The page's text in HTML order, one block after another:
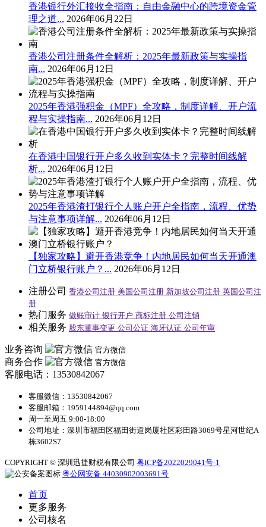
香港银行外汇接收全指南：自由金融中心的跨境资金管
理之道... 2026年06月22日
香港公司注册条件全解析：2025年最新政策与实操指
南... 2026年06月12日
2025年香港强积金（MPF）全攻略，制度详解、开户流
程与实操指南... 2026年06月12日
在香港中国银行开户多久收到实体卡？完整时间线解
析... 2026年06月12日
2025年香港渣打银行个人账户开户全指南，流程、优势
与注意事项详解... 2026年06月12日
【独家攻略】避开香港竞争！内地居民如何当天开通澳
门立桥银行账户？... 2026年06月12日
注册公司 香港公司注册 美国公司注册 新加坡公司注册 英国公司注
册
热门服务 做账审计 银行开户 商标注册 公司注销
相关服务 股东董事变更 公司公证 海牙认证 公司年审
业务咨询 官方微信
商务合作 官方微信
客服电话：13530842067
客服微信：13530842067
客服邮箱：1959144894@qq.com
周一至周五 9:00-18:00
公司地址：深圳市福田区福田街道岗厦社区彩田路3069号星河世纪A
栋3602S7
COPYRIGHT © 深圳迅捷财税有限公司 粤ICP备2022029041号-1
粤公网安备 44030902003691号
首页
更多服务
公司核名